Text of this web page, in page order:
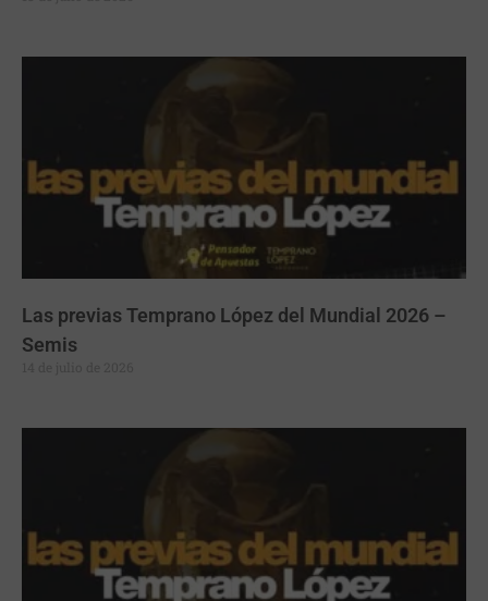
Las previas Temprano López del Mundial 2026 –
Semis